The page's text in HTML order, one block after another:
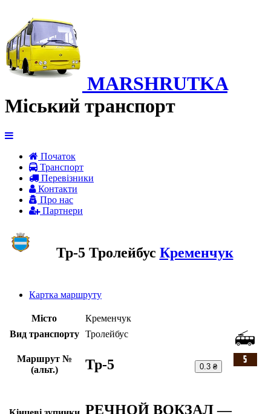
MARSHRUTKA
Міський транспорт
Початок
Транспорт
Перевiзники
Контакти
Про нас
Партнери
Тр-5 Тролейбус Кременчук
Картка маршруту
Місто
Кременчук
Вид транспорту
Тролейбус
Маршрут №
(альт.)
Тр-5 0.3 ₴
РЕЧНОЙ ВОКЗАЛ —